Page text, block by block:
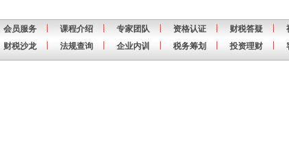
会员服务 课程介绍 专家团队 资格认证 财税答疑
财税沙龙 法规查询 企业内训 税务筹划 投资理财